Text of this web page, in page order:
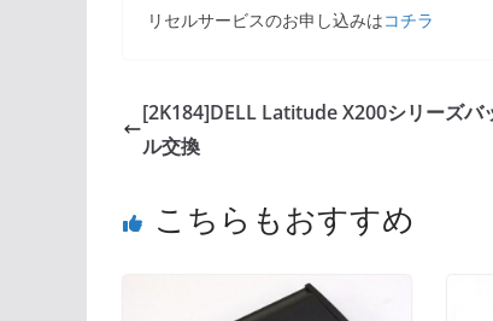
リセルサービスのお申し込みはコチラ
[2K184]DELL Latitude X200シリーズバ
ル交換
こちらもおすすめ